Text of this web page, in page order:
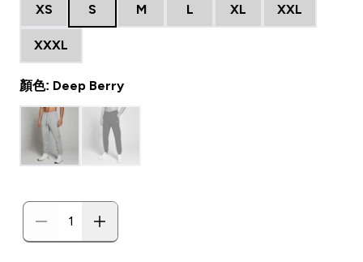
XS S M L XL XXL
XXXL
顏色: Deep Berry